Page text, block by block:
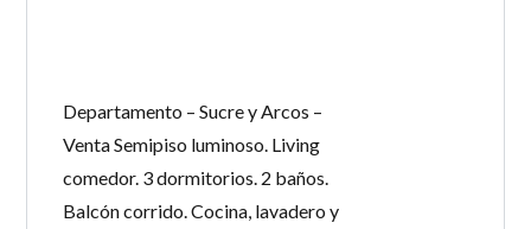
Departamento – Sucre y Arcos –
Venta Semipiso luminoso. Living
comedor. 3 dormitorios. 2 baños.
Balcón corrido. Cocina, lavadero y